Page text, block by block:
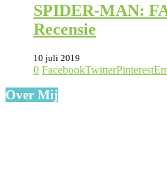
SPIDER-MAN:
Recensie
10 juli 2019
0 FacebookTwitterPinterest
Over Mij